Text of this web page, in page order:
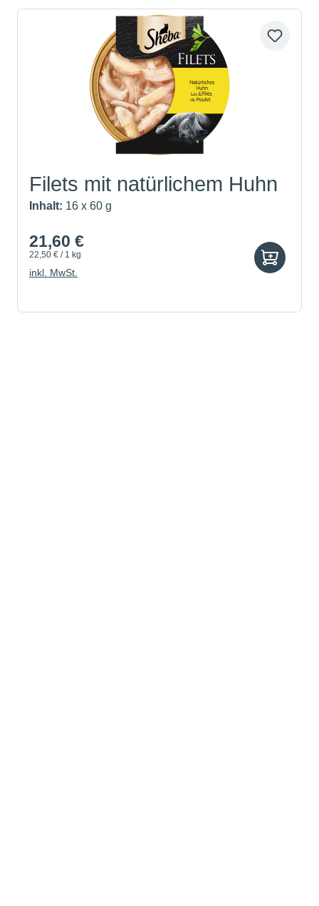
Filets mit natürlichem Huhn
Inhalt: 16 x 60 g
21,60 €
22,50 € / 1 kg
inkl. MwSt.